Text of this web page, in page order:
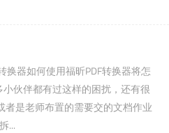
器如何使用福昕PDF转换器将怎
伙伴都有过这样的困扰，还有很
是老师布置的需要交的文档作业
...